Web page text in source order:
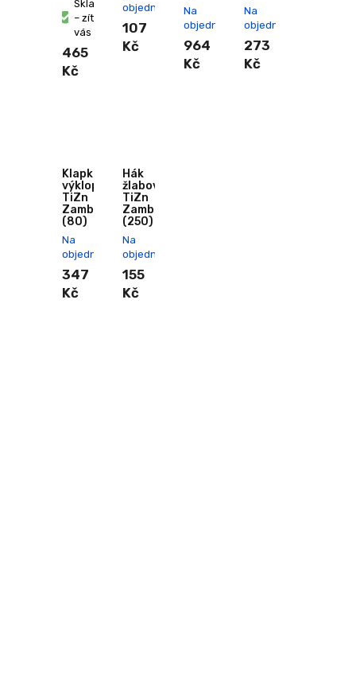
Skladem
– zítra u
vás
465
Kč
objednání
107
Kč
Na
objednání
964
Kč
Na
objednání
273
Kč
Klapka
výklopná
TiZn
Zambelli
(80)
Na
objednání
347
Kč
Hák
žlabový
TiZn
Zambelli
(250)
Na
objednání
155
Kč